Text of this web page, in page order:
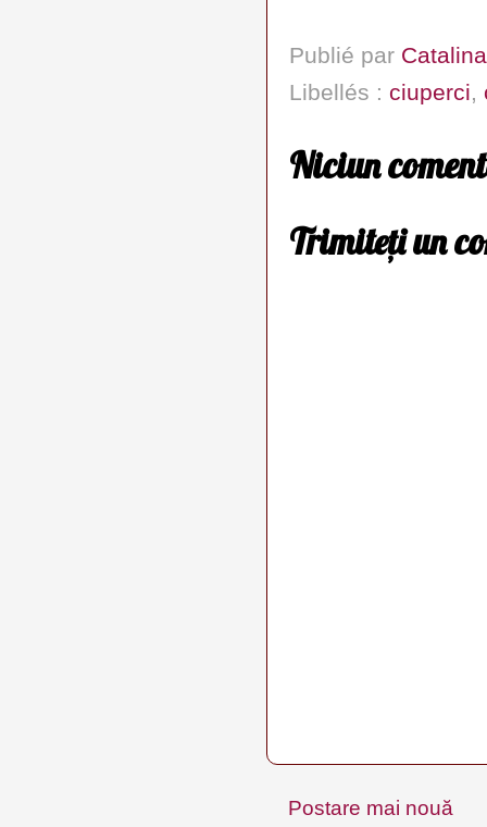
Publié par Catalina
Libellés : ciuperci,
Niciun
Trimiteți un
Postare mai nouă